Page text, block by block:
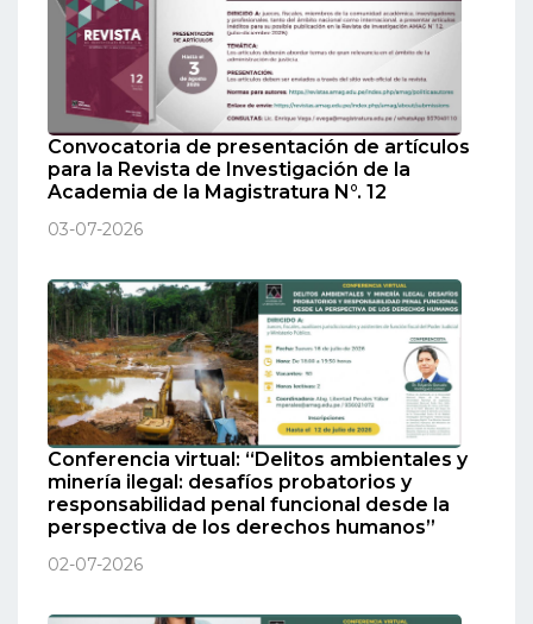
Convocatoria de presentación de artículos
para la Revista de Investigación de la
Academia de la Magistratura N°. 12
03-07-2026
Conferencia virtual: “Delitos ambientales y
minería ilegal: desafíos probatorios y
responsabilidad penal funcional desde la
perspectiva de los derechos humanos”
02-07-2026